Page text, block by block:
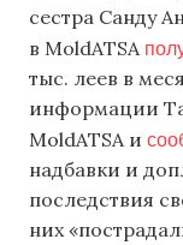
сестра Санду
в MoldATSA
тыс. леев в
информации
MoldATSA и
надбавки и
последствия
них